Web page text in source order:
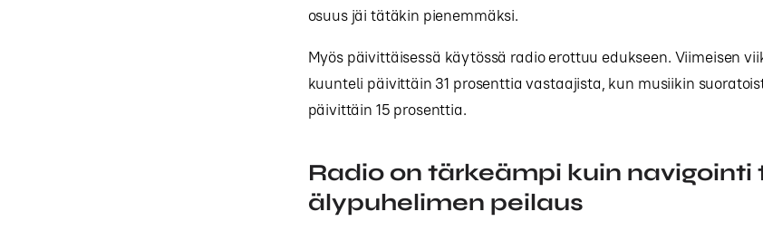
osuus jäi tätäkin pienemmäksi.
Myös päivittäisessä käytössä radio erottuu edukseen. Viimeisen
kuunteli päivittäin 31 prosenttia vastaajista, kun musiikin
päivittäin 15 prosenttia.
Radio on tärkeämpi kuin navigointi
älypuhelimen peilaus